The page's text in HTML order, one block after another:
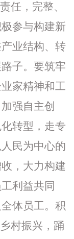
任，完整、
参与构建新
业结构、转
子。要筑牢
家精神和工
强自主创
转型，走专
民为中心的
，大力构建
利益共同
体员工。积
村振兴，踊